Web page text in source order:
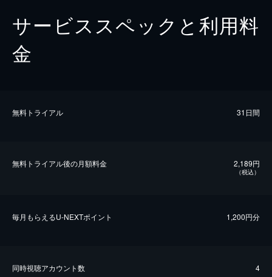
サービススペックと利用料
金
無料トライアル 31日間
無料トライアル後の⽉額料金 2,189円
（税込）
毎⽉もらえるU-NEXTポイント 1,200円分
同時視聴アカウント数 4